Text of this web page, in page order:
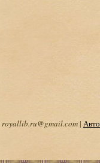
royallib.ru@gmail.com|